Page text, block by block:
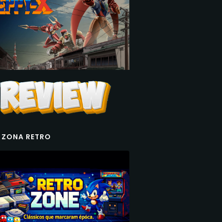
RETRO